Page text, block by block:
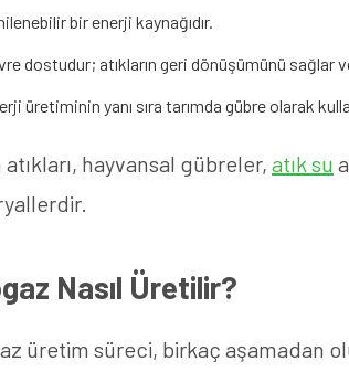
bir enerji kaynağıdır.
dostudur; atıkların geri dönüşümünü sağlar
üretiminin yanı sıra tarımda gübre olarak
atıkları, hayvansal gübreler, atık su
Nasıl Üretilir?
üretim süreci, birkaç aşamadan